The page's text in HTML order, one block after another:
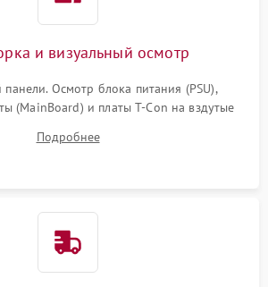
и визуальный осмотр
панели. Осмотр блока питания (PSU),
(MainBoard) и платы T-Con на вздутые
фиксации и целостности шлейфов.
Подробнее